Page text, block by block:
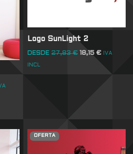
Logo SunLight 2
DESDE 27,83€ 18,15€ IVA
INCL
OFERTA